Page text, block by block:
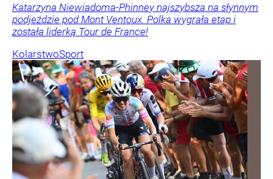
Katarzyna Niewiadoma-Phinney najszybsza na słynnym
podjeździe pod Mont Ventoux. Polka wygrała etap i
została liderką Tour de France!
KolarstwoSport